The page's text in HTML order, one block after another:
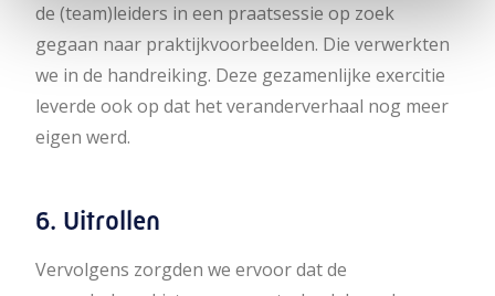
de (team)leiders in een praatsessie op zoek
gegaan naar praktijkvoorbeelden. Die verwerkten
we in de handreiking. Deze gezamenlijke exercitie
leverde ook op dat het veranderverhaal nog meer
eigen werd.
6. Uitrollen
Vervolgens zorgden we ervoor dat de